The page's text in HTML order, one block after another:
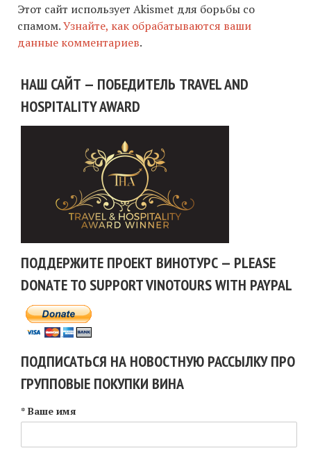
Этот сайт использует Akismet для борьбы со
спамом.Узнайте, как обрабатываются ваши
данные комментариев.
НАШ САЙТ — ПОБЕДИТЕЛЬ TRAVEL AND
HOSPITALITY AWARD
ПОДДЕРЖИТЕ ПРОЕКТ ВИНОТУРС — PLEASE
DONATE TO SUPPORT VINOTOURS WITH PAYPAL
ПОДПИСАТЬСЯ НА НОВОСТНУЮ РАССЫЛКУ ПРО
ГРУППОВЫЕ ПОКУПКИ ВИНА
* Ваше имя